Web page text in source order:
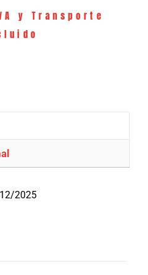
y Transporte
2025